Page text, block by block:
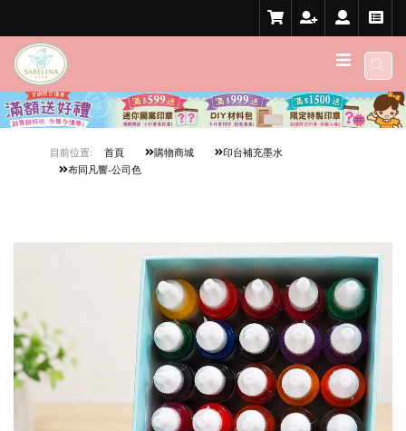
目前位置: 首頁 購物商城
印台補充墨水
布同凡響-公司色